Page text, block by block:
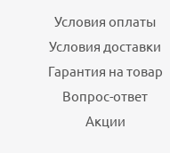
Условия оплаты
Условия доставки
Гарантия на товар
Вопрос-ответ
Акции